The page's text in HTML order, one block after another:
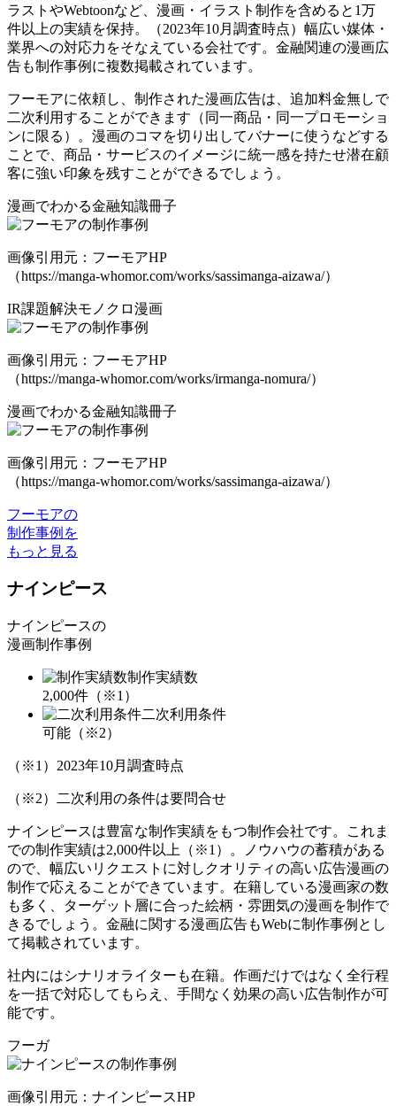
ラストやWebtoonなど、漫画・イラスト制作を含めると 1万
件以上の実績を保持。（2023年10月調査時点）幅広い媒体・
業界への対応力をそなえている会社です。金融関連の漫画広
告も制作事例に複数掲載されています。
フーモアに依頼し、制作された漫画広告は、追加料金無しで
二次利用することができます（同一商品・同一プロモーショ
ンに限る）。漫画のコマを切り出してバナーに使うなどする
ことで、商品・サービスのイメージに統一感を持たせ潜在顧
客に強い印象を残すことができるでしょう。
漫画でわかる金融知識冊子
画像引用元：フーモアHP
（https://manga-whomor.com/works/sassimanga-aizawa/）
IR課題解決モノクロ漫画
画像引用元：フーモアHP
（https://manga-whomor.com/works/irmanga-nomura/）
漫画でわかる金融知識冊子
画像引用元：フーモアHP
（https://manga-whomor.com/works/sassimanga-aizawa/）
フーモアの
制作事例を
もっと見る
ナインピース
ナインピースの
漫画制作事例
制作実績数
2,000件（※1）
二次利用条件
可能 （※2）
（※1）2023年10月調査時点
（※2）二次利用の条件は要問合せ
ナインピースは豊富な制作実績をもつ制作会社です。
これま
での制作実績は2,000件以上
（※1）。ノウハウの蓄積がある
ので、幅広いリクエストに対しクオリティの高い広告漫画の
制作で応えることができています。在籍している漫画家の数
も多く、ターゲット層に合った絵柄・雰囲気の漫画を制作で
きるでしょう。金融に関する漫画広告もWebに制作事例とし
て掲載されています。
社内にはシナリオライターも在籍。作画だけではなく全行程
を一括で対応してもらえ、手間なく効果の高い広告制作が可
能です。
フーガ
画像引用元：ナインピースHP